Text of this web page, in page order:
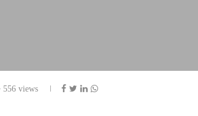
556 views